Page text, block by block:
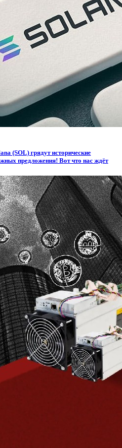
(SOL) грядут исторические
предложения! Вот что нас ждёт